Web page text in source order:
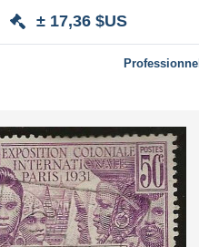
± 17,36 $US
Professionnel